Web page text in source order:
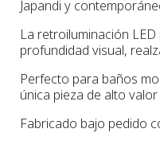
Japandi y
La retroiluminación
profundidad visual,
Perfecto para baños
única pieza de alto
Fabricado bajo pedido